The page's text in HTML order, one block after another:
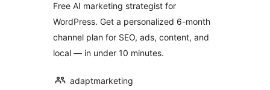
Free AI marketing strategist for
WordPress. Get a personalized 6-month
channel plan for SEO, ads, content, and
local — in under 10 minutes.
adaptmarketing